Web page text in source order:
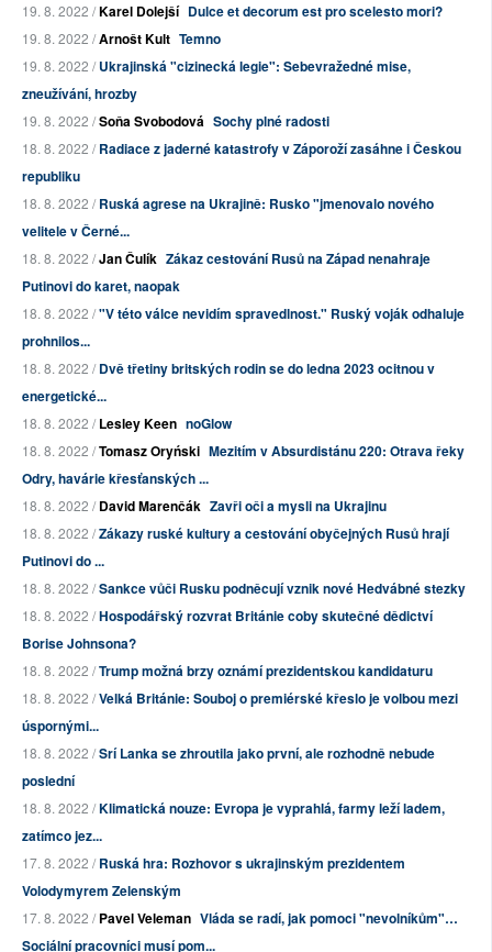
19. 8. 2022 /Karel Dolejší Dulce et decorum est pro scelesto mori?
19. 8. 2022 /Arnošt Kult Temno
19. 8. 2022 /Ukrajinská "cizinecká legie": Sebevražedné mise,
zneužívání, hrozby
19. 8. 2022 /Soňa Svobodová Sochy plné radosti
18. 8. 2022 /Radiace z jaderné katastrofy v Záporoží zasáhne i Českou
republiku
18. 8. 2022 /Ruská agrese na Ukrajině: Rusko "jmenovalo nového
velitele v Černé...
18. 8. 2022 /Jan Čulík Zákaz cestování Rusů na Západ nenahraje
Putinovi do karet, naopak
18. 8. 2022 /"V této válce nevidím spravedlnost." Ruský voják odhaluje
prohnilos...
18. 8. 2022 /Dvě třetiny britských rodin se do ledna 2023 ocitnou v
energetické...
18. 8. 2022 /Lesley Keen noGlow
18. 8. 2022 /Tomasz Oryński Mezitím v Absurdistánu 220: Otrava řeky
Odry, havárie křesťanských ...
18. 8. 2022 /David Marenčák Zavři oči a mysli na Ukrajinu
18. 8. 2022 /Zákazy ruské kultury a cestování obyčejných Rusů hrají
Putinovi do ...
18. 8. 2022 /Sankce vůči Rusku podněcují vznik nové Hedvábné stezky
18. 8. 2022 /Hospodářský rozvrat Británie coby skutečné dědictví
Borise Johnsona?
18. 8. 2022 /Trump možná brzy oznámí prezidentskou kandidaturu
18. 8. 2022 /Velká Británie: Souboj o premiérské křeslo je volbou mezi
úspornými...
18. 8. 2022 /Srí Lanka se zhroutila jako první, ale rozhodně nebude
poslední
18. 8. 2022 /Klimatická nouze: Evropa je vyprahlá, farmy leží ladem,
zatímco jez...
17. 8. 2022 /Ruská hra: Rozhovor s ukrajinským prezidentem
Volodymyrem Zelenským
17. 8. 2022 /Pavel Veleman Vláda se radí, jak pomoci "nevolníkům"…
Sociální pracovníci musí pom...